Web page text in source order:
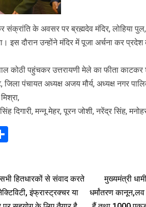
संक्रांति के अवसर पर ब्रह्मदेव मंदिर, लोहिया
इस दौरान उन्होंने मंदिर में पूजा अर्चना कर
कोठी पहुंचकर उत्तरायणी मेले का फीता काटकर
पंचायत अध्यक्ष अजय मौर्य, अध्यक्ष नगर
दिगारी, मन्नू मेहर, पूरन जोशी, नरेंद्र सिंह,
हितधारकों से संवाद करते
इंफ्रास्ट्रक्चर या
मुख्यमंत्री
धर्मांतरण